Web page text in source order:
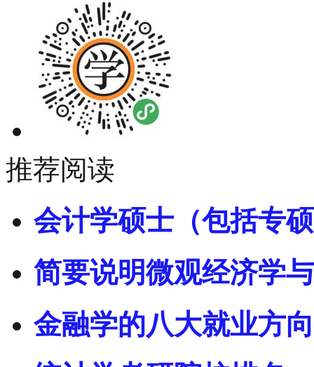
推荐阅读
会计学硕士（包括专
简要说明微观经济学
金融学的八大就业方